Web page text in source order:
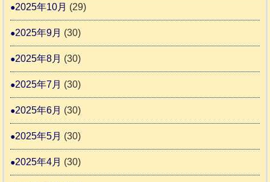
2025年10月 (29)
2025年9月 (30)
2025年8月 (30)
2025年7月 (30)
2025年6月 (30)
2025年5月 (30)
2025年4月 (30)